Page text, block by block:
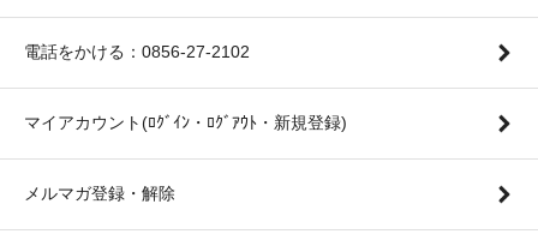
電話をかける：0856-27-2102
マイアカウント(ﾛｸﾞｲﾝ・ﾛｸﾞｱｳﾄ・新規登録)
メルマガ登録・解除